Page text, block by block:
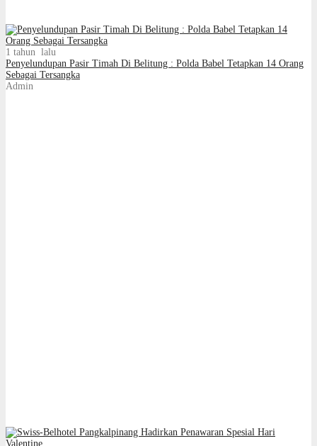
1 tahun lalu
Penyelundupan Pasir Timah Di Belitung : Polda Babel Tetapkan 14 Orang
Sebagai Tersangka
Admin